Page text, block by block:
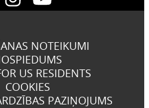
NOTEIKUMI
US RESIDENTS
COOKIES
PAZIŅOJUMS